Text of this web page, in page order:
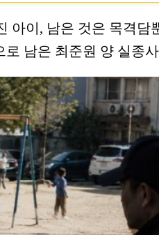
아이, 남은 것은 목격담
로 남은 최준원 양 실종